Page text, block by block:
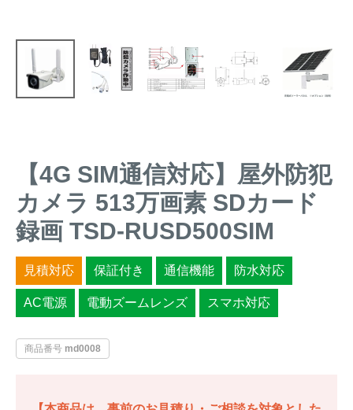
【4G SIM通信対応】屋外防犯
カメラ 513万画素 SDカード
録画 TSD-RUSD500SIM
見積対応 保証付き 通信機能 防水対応
AC電源 電動ズームレンズ スマホ対応
商品番号 md0008
金網柵
箱わな
（イノシシ・シ
対象動物から選ぶ
動物の種類から対策商品を選ぶ
イノシシ対策
シカ対策
アライグマ対策
キツネ対策
タイワンリス対策